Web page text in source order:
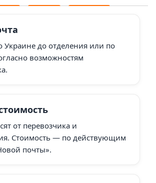
Украине до отделения или по
возможностям
от перевозчика и
Стоимость — по действующим
почты».